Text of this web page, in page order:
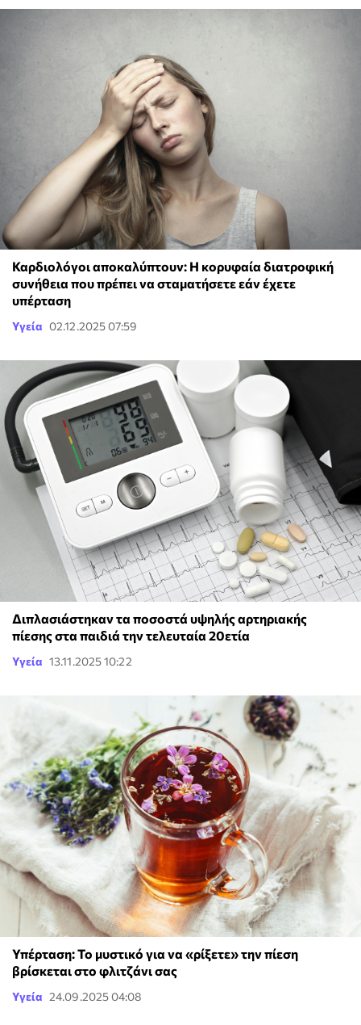
Καρδιολόγοι αποκαλύπτουν: Η κορυφαία διατροφική
συνήθεια που πρέπει να σταματήσετε εάν έχετε
υπέρταση
Υγεία 02.12.2025 07:59
Διπλασιάστηκαν τα ποσοστά υψηλής αρτηριακής
πίεσης στα παιδιά την τελευταία 20ετία
Υγεία 13.11.2025 10:22
Υπέρταση: Το μυστικό για να «ρίξετε» την πίεση
βρίσκεται στο φλιτζάνι σας
Υγεία 24.09.2025 04:08